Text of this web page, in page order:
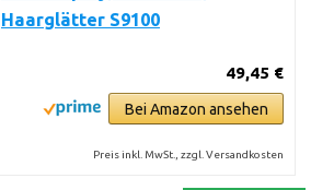
Haarglätter S9100
49,45 €
Bei Amazon ansehen
Preis inkl. MwSt., zzgl. Versandkosten